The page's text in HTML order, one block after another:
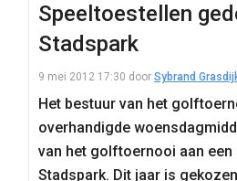
Speeltoestellen
Stadspark
9 mei 2012 17:30 door Sybrand
Het bestuur van het
overhandigde
van het golftoernooi aan een
Stadspark. Dit jaar is